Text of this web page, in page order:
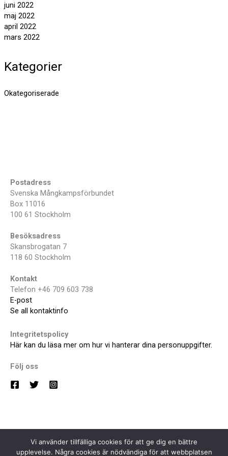
juni 2022
maj 2022
april 2022
mars 2022
Kategorier
Okategoriserade
Postadress
Svenska Mångkampsförbundet
Box 11016
100 61 Stockholm
Besöksadress
Skansbrogatan 7
118 60 Stockholm
Kontakt
Telefon +46 709 603 738
E-post
Se all kontaktinfo
Integritetspolicy
Här kan du läsa mer om hur vi hanterar dina personuppgifter.
Följ oss
Vi använder tillfälliga cookies för att ge dig en bättre
upplevelse. Några cookies är nödvändiga för att webbplatsen